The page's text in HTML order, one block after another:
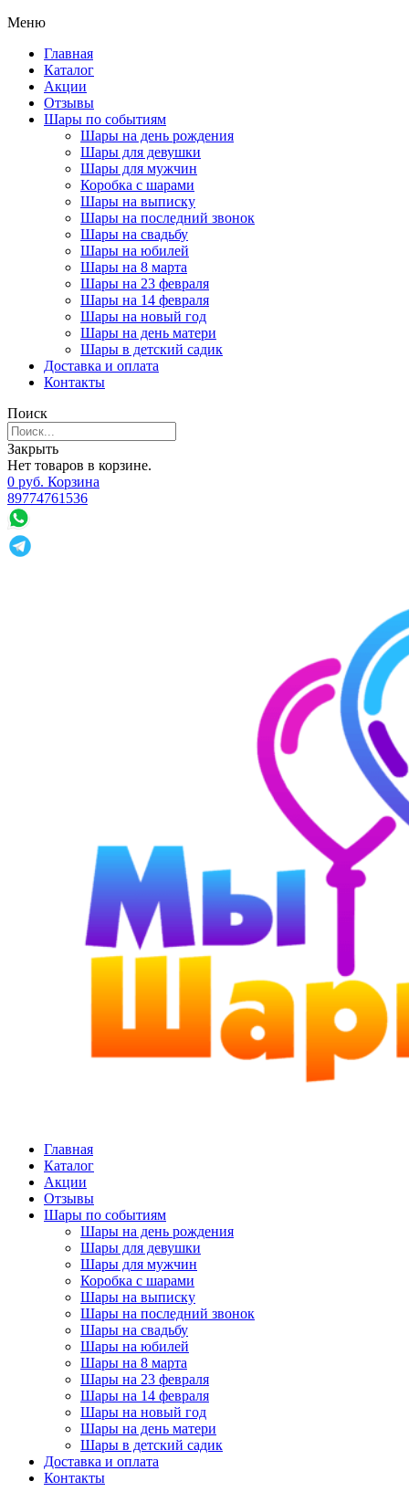
Меню
Главная
Каталог
Акции
Отзывы
Шары по событиям
Шары на день рождения
Шары для девушки
Шары для мужчин
Коробка с шарами
Шары на выписку
Шары на последний звонок
Шары на свадьбу
Шары на юбилей
Шары на 8 марта
Шары на 23 февраля
Шары на 14 февраля
Шары на новый год
Шары на день матери
Шары в детский садик
Доставка и оплата
Контакты
Поиск
Закрыть
Нет товаров в корзине.
0 руб. Корзина
89774761536
Главная
Каталог
Акции
Отзывы
Шары по событиям
Шары на день рождения
Шары для девушки
Шары для мужчин
Коробка с шарами
Шары на выписку
Шары на последний звонок
Шары на свадьбу
Шары на юбилей
Шары на 8 марта
Шары на 23 февраля
Шары на 14 февраля
Шары на новый год
Шары на день матери
Шары в детский садик
Доставка и оплата
Контакты